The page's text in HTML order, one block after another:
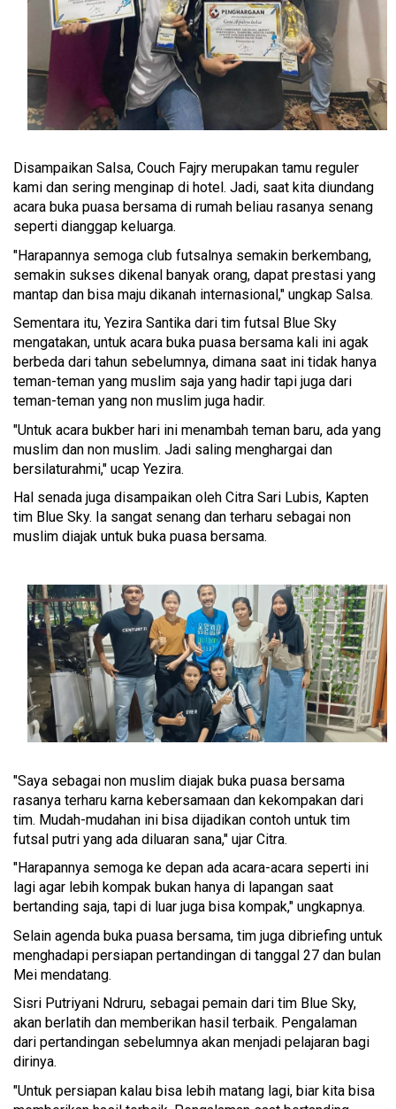
Disampaikan Salsa, Couch Fajry merupakan tamu reguler
kami dan sering menginap di hotel. Jadi, saat kita diundang
acara buka puasa bersama di rumah beliau rasanya senang
seperti dianggap keluarga.
"Harapannya semoga club futsalnya semakin berkembang,
semakin sukses dikenal banyak orang, dapat prestasi yang
mantap dan bisa maju dikanah internasional," ungkap Salsa.
Sementara itu, Yezira Santika dari tim futsal Blue Sky
mengatakan, untuk acara buka puasa bersama kali ini agak
berbeda dari tahun sebelumnya, dimana saat ini tidak hanya
teman-teman yang muslim saja yang hadir tapi juga dari
teman-teman yang non muslim juga hadir.
"Untuk acara bukber hari ini menambah teman baru, ada yang
muslim dan non muslim. Jadi saling menghargai dan
bersilaturahmi," ucap Yezira.
Hal senada juga disampaikan oleh Citra Sari Lubis, Kapten
tim Blue Sky. Ia sangat senang dan terharu sebagai non
muslim diajak untuk buka puasa bersama.
"Saya sebagai non muslim diajak buka puasa bersama
rasanya terharu karna kebersamaan dan kekompakan dari
tim. Mudah-mudahan ini bisa dijadikan contoh untuk tim
futsal putri yang ada diluaran sana," ujar Citra.
"Harapannya semoga ke depan ada acara-acara seperti ini
lagi agar lebih kompak bukan hanya di lapangan saat
bertanding saja, tapi di luar juga bisa kompak," ungkapnya.
Selain agenda buka puasa bersama, tim juga dibriefing untuk
menghadapi persiapan pertandingan di tanggal 27 dan bulan
Mei mendatang.
Sisri Putriyani Ndruru, sebagai pemain dari tim Blue Sky,
akan berlatih dan memberikan hasil terbaik. Pengalaman
dari pertandingan sebelumnya akan menjadi pelajaran bagi
dirinya.
"Untuk persiapan kalau bisa lebih matang lagi, biar kita bisa